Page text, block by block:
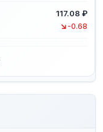
117.08 ₽
↘ -0.68